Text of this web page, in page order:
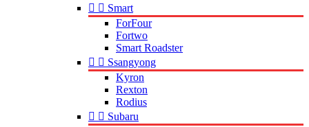
  Smart
ForFour
Fortwo
Smart Roadster
  Ssangyong
Kyron
Rexton
Rodius
  Subaru